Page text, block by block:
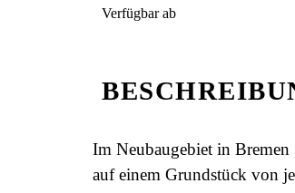
Verfügbar ab
Im Neubaugebiet in
auf einem Grundstück von